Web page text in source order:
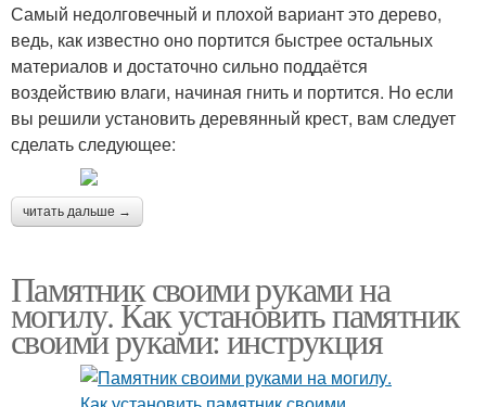
Самый недолговечный и плохой вариант это дерево,
ведь, как известно оно портится быстрее остальных
материалов и достаточно сильно поддаётся
воздействию влаги, начиная гнить и портится. Но если
вы решили установить деревянный крест, вам следует
сделать следующее:
читать дальше →
Памятник своими руками на
могилу. Как установить памятник
своими руками: инструкция